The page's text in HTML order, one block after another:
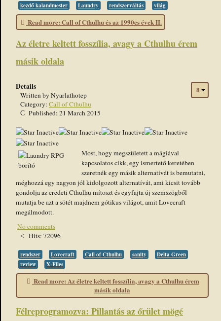
kezdő kalandmester
Laundry rendszerváltás világ
Read more: Call of Cthulhu és az 1990es évek II.
Az életre keltett fosszília, avagy a Cthulhu érem
másik oldala
Details
Written byNyarlathotep
Category: Call of Cthulhu
Published: 21 March 2015
Most, hogy megszületett a mágiával
kapcsolatos cikk, egy ismertető keretében
szeretnék egy másik alternatívát is bemutatni,
méghozzá egy nagyon jól kidolgozott alternatívát, ami kicsit tovább
gondolja az eredeti Cthulhu mítoszt és egyfajta új szemszögből
mutatja be azt a sötét majdnem gótikus világot, amit Lovecraft
megálmodott.
No comments
Hits: 72096
rendszer Lovecraft Call of Cthulhu sanity
Delta Green
review
X-Files
Read more: Az életre keltett fosszília, avagy a Cthulhu érem
másik oldala
Félreprogramozva: Pillantás az őrület mögé